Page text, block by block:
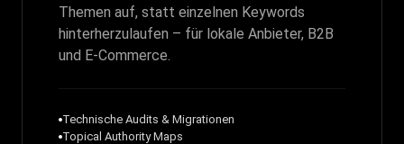
Themen auf, statt einzelnen Keywords
hinterherzulaufen – für lokale Anbieter, B2B
und E-Commerce.
Technische Audits & Migrationen
Topical Authority Maps